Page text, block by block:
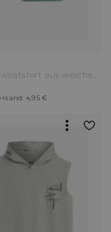
bonprix Sweatshirt aus weichem Baumwoll-Mix (2er Pack) Grün
4,95 €